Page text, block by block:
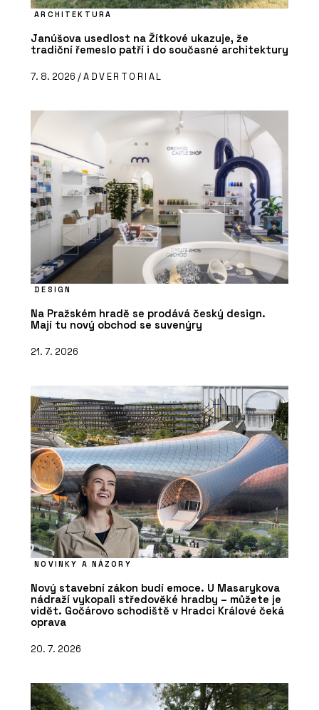
ARCHITEKTURA
Janúšova usedlost na Žítkové ukazuje, že
tradiční řemeslo patří i do současné architektury
7. 8. 2026 /ADVERTORIAL
DESIGN
Na Pražském hradě se prodává český design.
Mají tu nový obchod se suvenýry
21. 7. 2026
NOVINKY A NÁZORY
Nový stavební zákon budí emoce. U Masarykova
nádraží vykopali středověké hradby – můžete je
vidět. Gočárovo schodiště v Hradci Králové čeká
oprava
20. 7. 2026